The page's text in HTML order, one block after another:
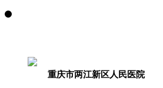
重庆市两江新区人民医院